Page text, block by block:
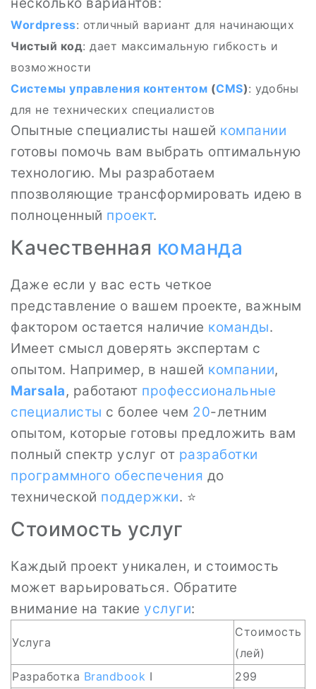
Wordpress: отличный вариант для начинающих
Чистый код: дает максимальную гибкость и
возможности
Системы управления контентом (CMS): удобны
для не технических специалистов
Опытные специалисты нашей компании
готовы помочь вам выбрать оптимальную
технологию. Мы разработаем
ппозволяющие трансформировать идею в
полноценный проект.
Качественная команда
Даже если у вас есть четкое
представление о вашем проекте, важным
фактором остается наличие команды.
Имеет смысл доверять экспертам с
опытом. Например, в нашей компании,
Marsala, работают профессиональные
специалисты с более чем 20-летним
опытом, которые готовы предложить вам
полный спектр услуг от разработки
программного обеспечения до
технической поддержки. ⭐
Стоимость услуг
Каждый проект уникален, и стоимость
может варьироваться. Обратите
внимание на такие услуги:
Услуга
Стоимость
(лей)
Разработка Brandbook I
299